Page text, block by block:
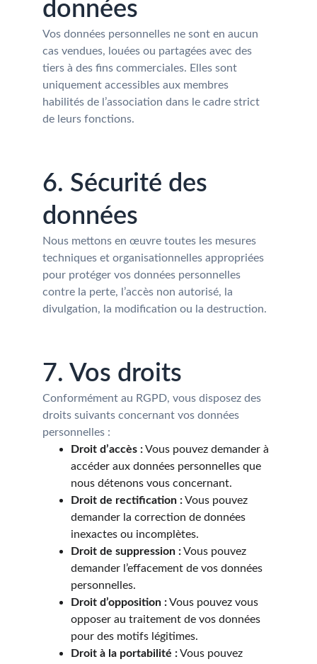
données
Vos données personnelles ne sont en aucun
cas vendues, louées ou partagées avec des
tiers à des fins commerciales. Elles sont
uniquement accessibles aux membres
habilités de l’association dans le cadre strict
de leurs fonctions.
6. Sécurité des
données
Nous mettons en œuvre toutes les mesures
techniques et organisationnelles appropriées
pour protéger vos données personnelles
contre la perte, l’accès non autorisé, la
divulgation, la modification ou la destruction.
7. Vos droits
Conformément au RGPD, vous disposez des
droits suivants concernant vos données
personnelles :
Droit d’accès : Vous pouvez demander à
accéder aux données personnelles que
nous détenons vous concernant.
Droit de rectification : Vous pouvez
demander la correction de données
inexactes ou incomplètes.
Droit de suppression : Vous pouvez
demander l’effacement de vos données
personnelles.
Droit d’opposition : Vous pouvez vous
opposer au traitement de vos données
pour des motifs légitimes.
Droit à la portabilité : Vous pouvez